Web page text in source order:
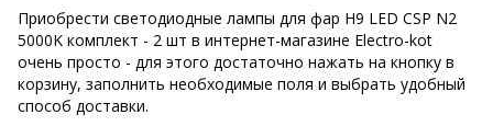
Приобрести светодиодные лампы для фар H9 LED CSP N2
5000K комплект - 2 шт в интернет-магазине Electro-kot
очень просто - для этого достаточно нажать на кнопку в
корзину, заполнить необходимые поля и выбрать удобный
способ доставки.